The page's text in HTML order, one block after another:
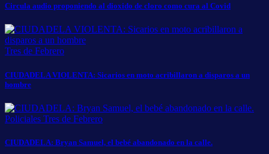
Circula audio proponiendo al dioxido de cloro como cura al Covid
Tres de Febrero
CIUDADELA VIOLENTA: Sicarios en moto acribillaron a disparos a un
hombre
Policiales Tres de Febrero
CIUDADELA: Bryan Samuel, el bebé abandonado en la calle.